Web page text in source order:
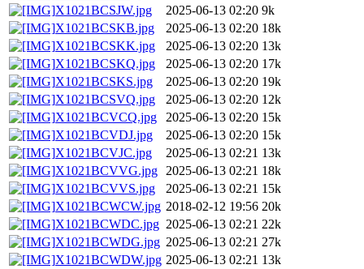
X1021BCSJW.jpg
2025-06-13 02:20 9k
X1021BCSKB.jpg
2025-06-13 02:20 18k
X1021BCSKK.jpg
2025-06-13 02:20 13k
X1021BCSKQ.jpg
2025-06-13 02:20 17k
X1021BCSKS.jpg
2025-06-13 02:20 19k
X1021BCSVQ.jpg
2025-06-13 02:20 12k
X1021BCVCQ.jpg
2025-06-13 02:20 15k
X1021BCVDJ.jpg
2025-06-13 02:20 15k
X1021BCVJC.jpg
2025-06-13 02:21 13k
X1021BCVVG.jpg
2025-06-13 02:21 18k
X1021BCVVS.jpg
2025-06-13 02:21 15k
X1021BCWCW.jpg 2018-02-12 19:56 20k
X1021BCWDC.jpg 2025-06-13 02:21 22k
X1021BCWDG.jpg 2025-06-13 02:21 27k
X1021BCWDW.jpg 2025-06-13 02:21 13k